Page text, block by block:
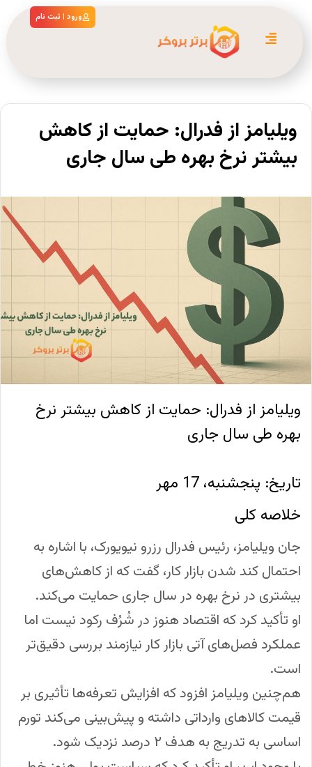
ورود | ثبت نام
ویلیامز از فدرال: حمایت از کاهش
بیشتر نرخ بهره طی سال جاری
ویلیامز از فدرال: حمایت از کاهش بیشتر نرخ
بهره طی سال جاری
تاریخ: پنجشنبه، 17 مهر
خلاصه کلی
جان ویلیامز، رئیس فدرال رزرو نیویورک، با اشاره به
احتمال کند شدن بازار کار، گفت که از کاهش‌های
بیشتری در نرخ بهره در سال جاری حمایت می‌کند.
او تأکید کرد که اقتصاد هنوز در شُرُف رکود نیست اما
عملکرد فصل‌های آتی بازار کار نیازمند بررسی دقیق‌تر
است.
هم‌چنین ویلیامز افزود که افزایش تعرفه‌ها تأثیری بر
قیمت کالاهای وارداتی داشته و پیش‌بینی می‌کند تورم
اساسی به تدریج به هدف ۲ درصد نزدیک شود.